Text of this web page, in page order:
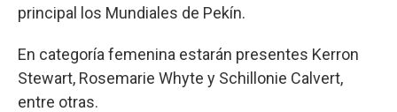
principal los Mundiales de Pekín.
En categoría femenina estarán presentes Kerron
Stewart, Rosemarie Whyte y Schillonie Calvert,
entre otras.